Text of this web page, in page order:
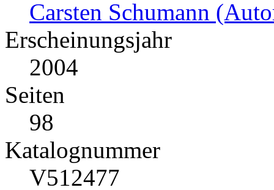
Carsten Schumann
Erscheinungsjahr
2004
Seiten
98
Katalognummer
V512477